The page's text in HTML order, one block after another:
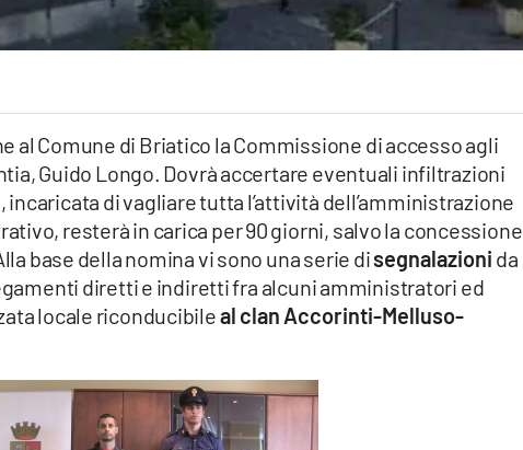
al Comune di Briatico la Commissione di accesso agli
Guido Longo. Dovrà accertare eventuali infiltrazioni
di vagliare tutta l’attività dell’amministrazione
resterà in carica per 90 giorni, salvo la concessione
base della nomina vi sono una serie disegnalazioni da
diretti e indiretti fra alcuni amministratori ed
locale riconducibileal clan Accorinti-Melluso-